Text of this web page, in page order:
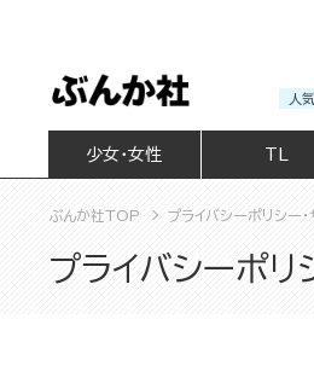
人
少女・女性
ぶんか社TOP プライバシーポリシー・
プライバシーポリ